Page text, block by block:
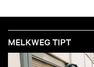
MELKWEG TIPT